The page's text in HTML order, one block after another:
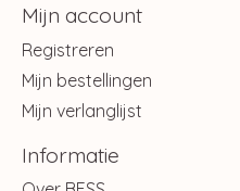
Mijn account
Registreren
Mijn bestellingen
Mijn verlanglijst
Informatie